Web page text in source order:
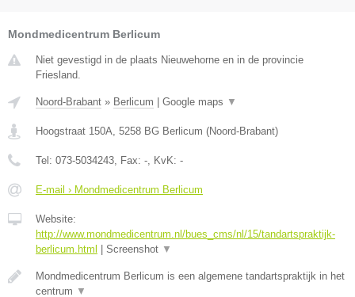
Mondmedicentrum Berlicum
Niet gevestigd in de plaats Nieuwehorne en in de provincie
Friesland.
Noord-Brabant » Berlicum Google maps ▼
Hoogstraat 150A, 5258 BG Berlicum (Noord-Brabant)
Tel: 073-5034243, Fax: -, KvK: -
E-mail › Mondmedicentrum Berlicum
Website:
http://www.mondmedicentrum.nl/bues_cms/nl/15/tandartspraktijk-
berlicum.html
Screenshot ▼
Mondmedicentrum Berlicum is een algemene tandartspraktijk in het
centrum ▼